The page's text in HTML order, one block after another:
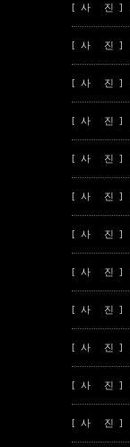
[ 사 진 ]
[ 사 진 ]
[ 사 진 ]
[ 사 진 ]
[ 사 진 ]
[ 사 진 ]
[ 사 진 ]
[ 사 진 ]
[ 사 진 ]
[ 사 진 ]
[ 사 진 ]
[ 사 진 ]